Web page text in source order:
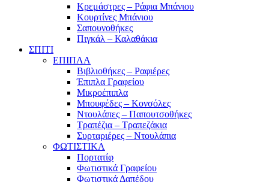
Κρεμάστρες – Ράφια Μπάνιου
Κουρτίνες Μπάνιου
Σαπουνοθήκες
Πιγκάλ – Καλαθάκια
ΣΠΙΤΙ
ΕΠΙΠΛΑ
Βιβλιοθήκες – Ραφιέρες
Έπιπλα Γραφείου
Μικροέπιπλα
Μπουφέδες – Κονσόλες
Ντουλάπες – Παπουτσοθήκες
Τραπέζια – Τραπεζάκια
Συρταριέρες – Ντουλάπια
ΦΩΤΙΣΤΙΚΑ
Πορτατίφ
Φωτιστικά Γραφείου
Φωτιστικά Δαπέδου